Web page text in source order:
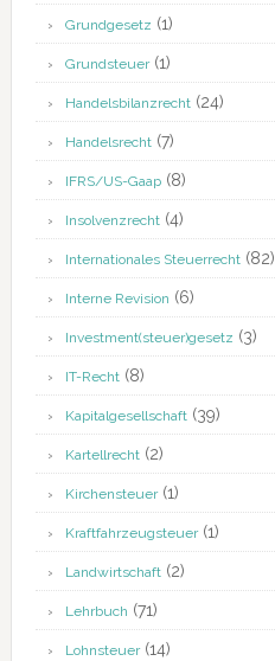
Grundgesetz (1)
Grundsteuer(1)
Handelsbilanzrecht(24)
Handelsrecht(7)
IFRS/US-Gaap(8)
Insolvenzrecht(4)
Internationales Steuerrecht(82)
Interne Revision (6)
Investment(steuer)gesetz (3)
IT-Recht(8)
Kapitalgesellschaft(39)
Kartellrecht(2)
Kirchensteuer(1)
Kraftfahrzeugsteuer(1)
Landwirtschaft(2)
Lehrbuch (71)
Lohnsteuer(14)